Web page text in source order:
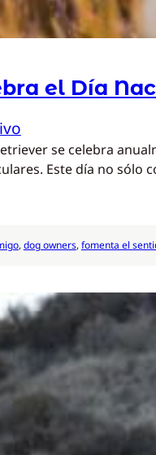
el Día
se celebra
Este día no sólo
, dog owners, fomenta el